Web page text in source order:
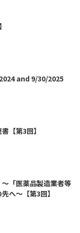
and 9/30/2025
【第3回】
「医薬品製造業者等
へ～【第3回】